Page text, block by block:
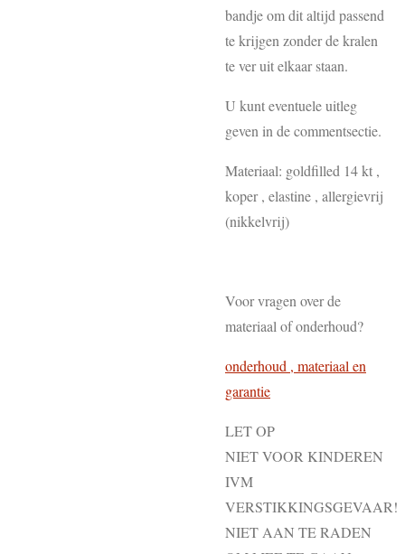
bandje om dit altijd passend
te krijgen zonder de kralen
te ver uit elkaar staan.
U kunt eventuele uitleg
geven in de commentsectie.
Materiaal: goldfilled 14 kt ,
koper , elastine , allergievrij
(nikkelvrij)
Voor vragen over de
materiaal of onderhoud?
onderhoud , materiaal en
garantie
LET OP
NIET VOOR KINDEREN
IVM
VERSTIKKINGSGEVAAR!
NIET AAN TE RADEN